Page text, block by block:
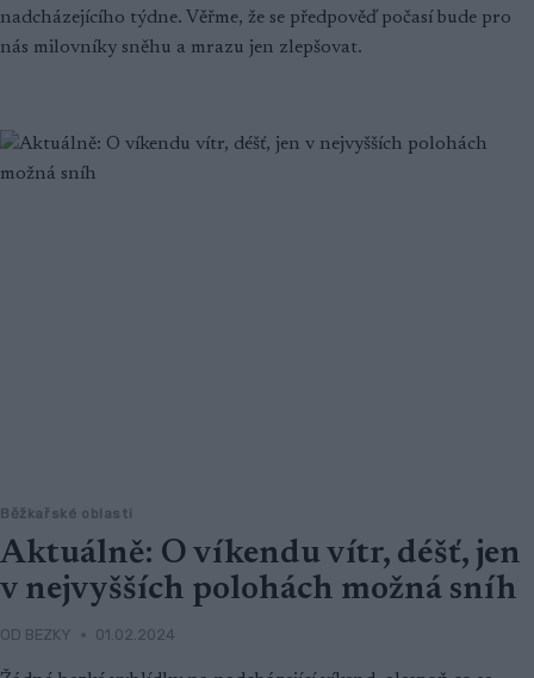
nadcházejícího týdne. Věřme, že se předpověď počasí bude pro
nás milovníky sněhu a mrazu jen zlepšovat.
Běžkařské oblasti
Aktuálně: O víkendu vítr, déšť, jen
v nejvyšších polohách možná sníh
OD BEZKY 01.02.2024